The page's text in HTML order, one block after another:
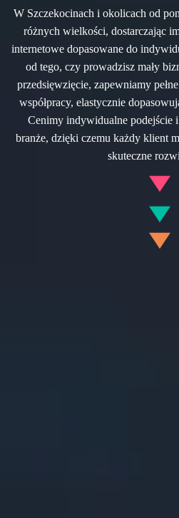
W Szczekocinach i okolicach od
różnych wielkości, dostarczając
internetowe dopasowane do
od tego, czy prowadzisz mały
przedsięwzięcie, zapewniamy
współpracy, elastycznie
Cenimy indywidualne podejście
branże, dzięki czemu każdy klient
skuteczne